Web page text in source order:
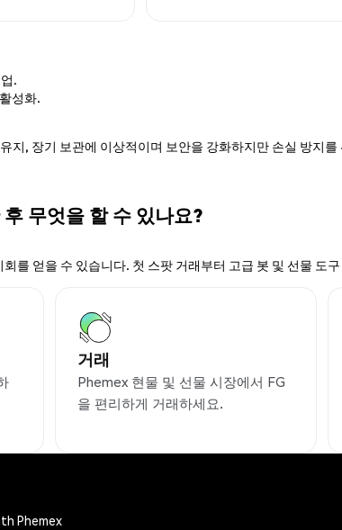
.
성화.
지, 장기 보관에 이상적이며 보안을 강화하지만 손실 방지
무엇을 할 수 있나요?
를 얻을 수 있습니다. 첫 스팟 거래부터 고급 봇 및 선물 도
거래
Phemex 현물 및 선물 시장에서 FG
을 편리하게 거래하세요.
Phemex